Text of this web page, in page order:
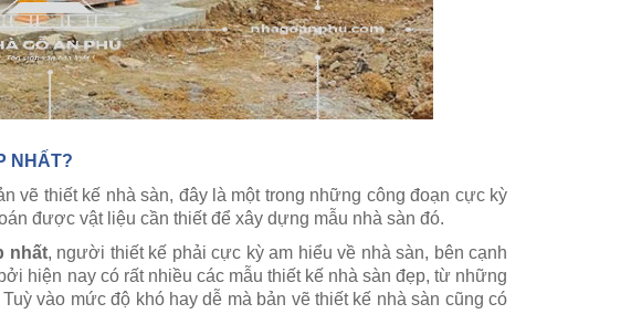
NHẤT?
vẽ thiết kế nhà sàn, đây là một trong những công đoạn cực kỳ
được vật liệu cần thiết để xây dựng mẫu nhà sàn đó.
nhất, người thiết kế phải cực kỳ am hiểu về nhà sàn, bên cạnh
hiện nay có rất nhiều các mẫu thiết kế nhà sàn đẹp, từ những
vào mức độ khó hay dễ mà bản vẽ thiết kế nhà sàn cũng có